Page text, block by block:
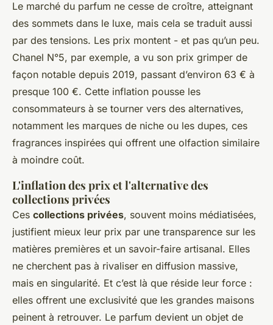
Le marché du parfum ne cesse de croître, atteignant
des sommets dans le luxe, mais cela se traduit aussi
par des tensions. Les prix montent - et pas qu’un peu.
Chanel N°5, par exemple, a vu son prix grimper de
façon notable depuis 2019, passant d’environ 63 € à
presque 100 €. Cette inflation pousse les
consommateurs à se tourner vers des alternatives,
notamment les marques de niche ou les dupes, ces
fragrances inspirées qui offrent une olfaction similaire
à moindre coût.
L'inflation des prix et l'alternative des
collections privées
Ces collections privées, souvent moins médiatisées,
justifient mieux leur prix par une transparence sur les
matières premières et un savoir-faire artisanal. Elles
ne cherchent pas à rivaliser en diffusion massive,
mais en singularité. Et c’est là que réside leur force :
elles offrent une exclusivité que les grandes maisons
peinent à retrouver. Le parfum devient un objet de